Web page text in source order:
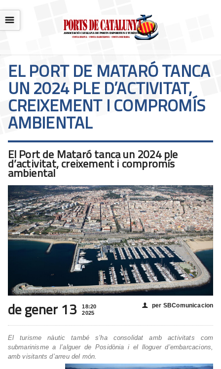
☰
EL PORT DE MATARÓ TANCA
UN 2024 PLE D’ACTIVITAT,
CREIXEMENT I COMPROMÍS
AMBIENTAL
El Port de Mataró tanca un 2024 ple
d’activitat, creixement i compromís
ambiental
de gener 13
18:20
2025
👤 per SBComunicacion
El turisme nàutic també s’ha consolidat amb activitats com
submarinisme a l’alguer de Posidònia i el lloguer d’embarcacions,
amb visitants d’arreu del món.